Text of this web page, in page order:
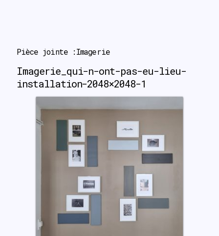
Pièce jointe :Imagerie
Imagerie_qui-n-ont-pas-eu-lieu-
installation-2048×2048-1